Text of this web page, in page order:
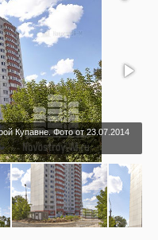
Купавне. Фото от 23.07.2014